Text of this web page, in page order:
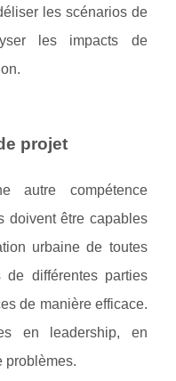
les scénarios de
les impacts de
projet
autre compétence
doivent être capables
urbaine de toutes
de différentes parties
de manière efficace.
en leadership, en
problèmes.